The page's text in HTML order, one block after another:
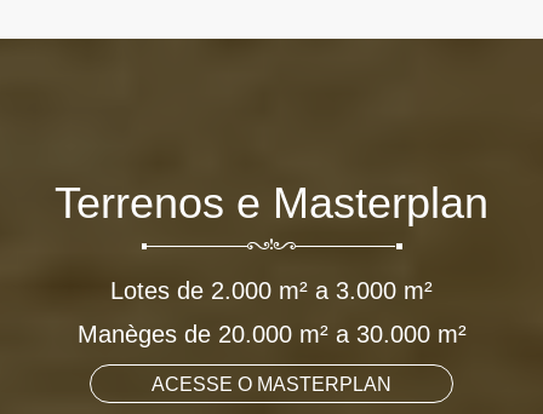
Terrenos e Masterplan
Lotes de 2.000 m² a 3.000 m²
Manèges de 20.000 m² a 30.000 m²
ACESSE O MASTERPLAN